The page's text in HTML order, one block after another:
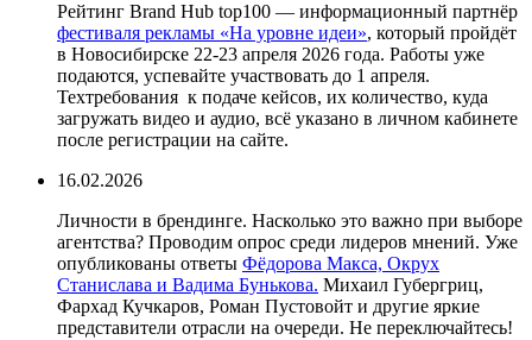
Рейтинг Brand Hub top100 — информационный партнёр
фестиваля рекламы «На уровне идеи», который пройдёт
в Новосибирске 22-23 апреля 2026 года. Работы уже
подаются, успевайте участвовать до 1 апреля.
Техтребования к подаче кейсов, их количество, куда
загружать видео и аудио, всё указано в личном кабинете
после регистрации на сайте.
16.02.2026
Личности в брендинге. Насколько это важно при выборе
агентства? Проводим опрос среди лидеров мнений. Уже
опубликованы ответы Фёдорова Макса, Окрух
Станислава и Вадима Бунькова. Михаил Губергриц,
Фархад Кучкаров, Роман Пустовойт и другие яркие
представители отрасли на очереди. Не переключайтесь!